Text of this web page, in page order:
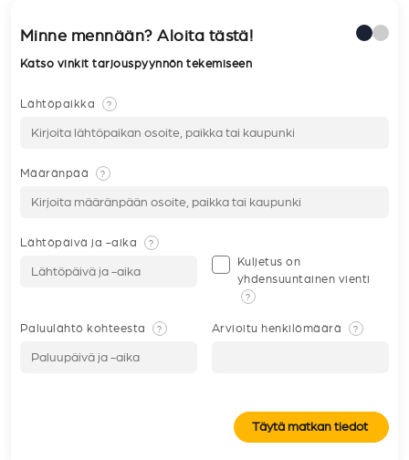
Minne mennään? Aloita tästä!
Katso vinkit tarjouspyynnön tekemiseen
Lähtöpaikka ?
Määränpää ?
Lähtöpäivä ja -aika ?
Kuljetus on
yhdensuuntainen vienti
?
Paluulähtö kohteesta ? Arvioitu henkilömäärä ?
Täytä matkan tiedot